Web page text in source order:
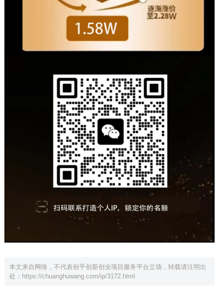
本文来自网络，不代表创乎创新创业项目服务平台立场，转载请注明出
处： https://chuanghuwang.com/ip/3172.html